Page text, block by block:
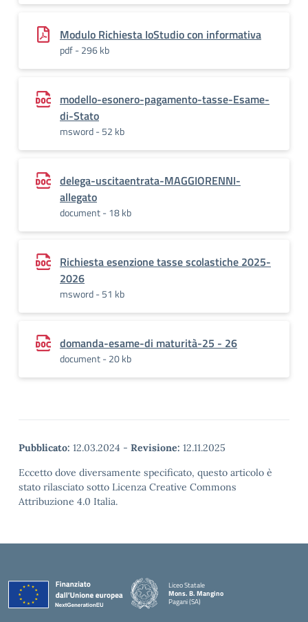
Modulo Richiesta IoStudio con informativa
pdf - 296 kb
modello-esonero-pagamento-tasse-Esame-
di-Stato
msword - 52 kb
delega-uscitaentrata-MAGGIORENNI-
allegato
document - 18 kb
Richiesta esenzione tasse scolastiche 2025-
2026
msword - 51 kb
domanda-esame-di maturità-25 - 26
document - 20 kb
Pubblicato: 12.03.2024 - Revisione: 12.11.2025
Eccetto dove diversamente specificato, questo articolo è
stato rilasciato sotto Licenza Creative Commons
Attribuzione 4.0 Italia.
Liceo Statale
Mons. B. Mangino
Pagani (SA)
— Visita la pagina iniziale della scuola